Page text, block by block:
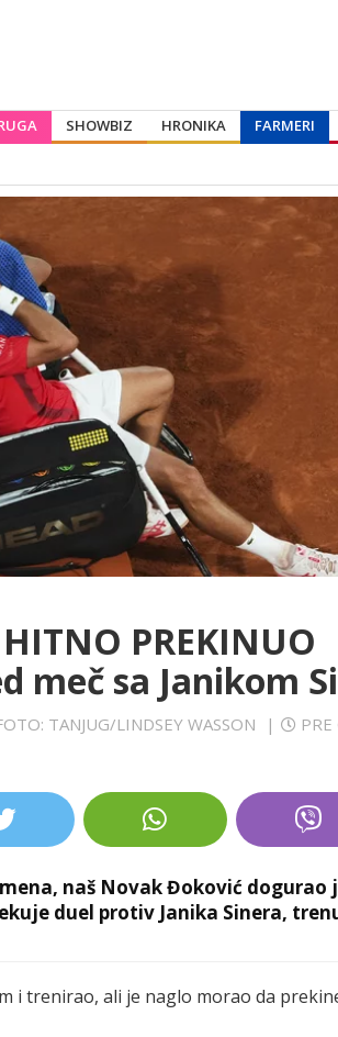
SHOWBIZ HRONIKA FARMERI
PREKINUO
meč sa Janikom
TANJUG/LINDSEY WASSON |
naš Novak Đoković dogurao
duel protiv Janika Sinera,
i trenirao, ali je naglo morao da